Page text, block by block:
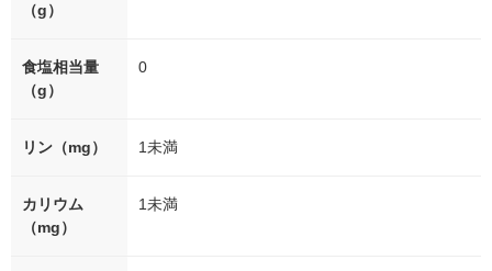
（g）
食塩相当量
（g）
0
リン（mg） 1未満
カリウム
（mg）
1未満